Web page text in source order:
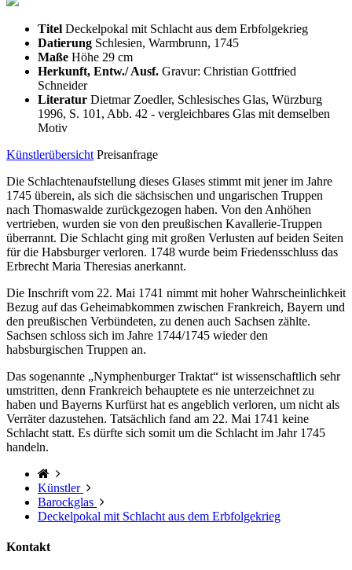
Titel Deckelpokal mit Schlacht aus dem Erbfolgekrieg
Datierung Schlesien, Warmbrunn, 1745
Maße Höhe 29 cm
Herkunft, Entw./ Ausf. Gravur: Christian Gottfried
Schneider
Literatur Dietmar Zoedler, Schlesisches Glas, Würzburg
1996, S. 101, Abb. 42 - vergleichbares Glas mit demselben
Motiv
Künstlerübersicht Preisanfrage
Die Schlachtenaufstellung dieses Glases stimmt mit jener im Jahre
1745 überein, als sich die sächsischen und ungarischen Truppen
nach Thomaswalde zurückgezogen haben. Von den Anhöhen
vertrieben, wurden sie von den preußischen Kavallerie-Truppen
überrannt. Die Schlacht ging mit großen Verlusten auf beiden Seiten
für die Habsburger verloren. 1748 wurde beim Friedensschluss das
Erbrecht Maria Theresias anerkannt.
Die Inschrift vom 22. Mai 1741 nimmt mit hoher Wahrscheinlichkeit
Bezug auf das Geheimabkommen zwischen Frankreich, Bayern und
den preußischen Verbündeten, zu denen auch Sachsen zählte.
Sachsen schloss sich im Jahre 1744/1745 wieder den
habsburgischen Truppen an.
Das sogenannte „Nymphenburger Traktat“ ist wissenschaftlich sehr
umstritten, denn Frankreich behauptete es nie unterzeichnet zu
haben und Bayerns Kurfürst hat es angeblich verloren, um nicht als
Verräter dazustehen. Tatsächlich fand am 22. Mai 1741 keine
Schlacht statt. Es dürfte sich somit um die Schlacht im Jahr 1745
handeln.
Künstler
Barockglas
Deckelpokal mit Schlacht aus dem Erbfolgekrieg
Kontakt